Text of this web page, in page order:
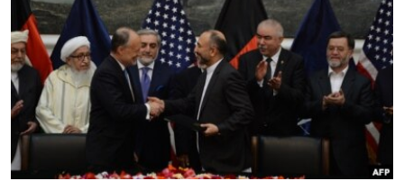
لټون
پاڼې
ته
مراجعه
ورزش
د کډوالۍ بحران
'کووېډ-۱۹'
اړیکه
دري پاڼه